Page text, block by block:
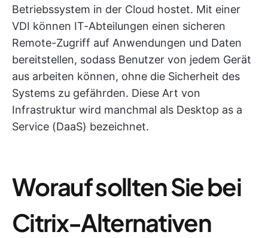
Betriebssystem in der Cloud hostet. Mit einer
VDI können IT-Abteilungen einen sicheren
Remote-Zugriff auf Anwendungen und Daten
bereitstellen, sodass Benutzer von jedem Gerät
aus arbeiten können, ohne die Sicherheit des
Systems zu gefährden. Diese Art von
Infrastruktur wird manchmal als Desktop as a
Service (DaaS) bezeichnet.
Worauf sollten Sie bei
Citrix-Alternativen